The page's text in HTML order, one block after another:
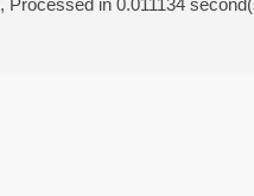
, Processed in 0.011134